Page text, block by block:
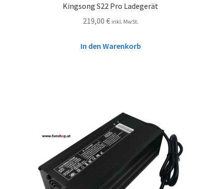
Kingsong S22 Pro Ladegerät
219,00 € inkl. MwSt.
In den Warenkorb